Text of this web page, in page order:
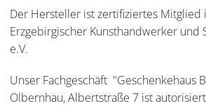
Der Hersteller ist zertifiziertes Mitglied
Erzgebirgischer Kunsthandwerker und
e.V.
Unser Fachgeschäft "Geschenkehaus
Olbernhau, Albertstraße 7 ist